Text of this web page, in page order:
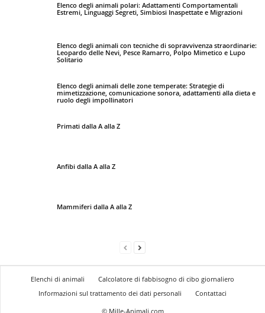
Elenco degli animali polari: Adattamenti Comportamentali
Estremi, Linguaggi Segreti, Simbiosi Inaspettate e Migrazioni
Elenco degli animali con tecniche di sopravvivenza straordinarie:
Leopardo delle Nevi, Pesce Ramarro, Polpo Mimetico e Lupo
Solitario
Elenco degli animali delle zone temperate: Strategie di
mimetizzazione, comunicazione sonora, adattamenti alla dieta e
ruolo degli impollinatori
Primati dalla A alla Z
Anfibi dalla A alla Z
Mammiferi dalla A alla Z
Elenchi di animali
Calcolatore di fabbisogno di cibo giornaliero
Informazioni sul trattamento dei dati personali
Contattaci
© Mille-Animali.com